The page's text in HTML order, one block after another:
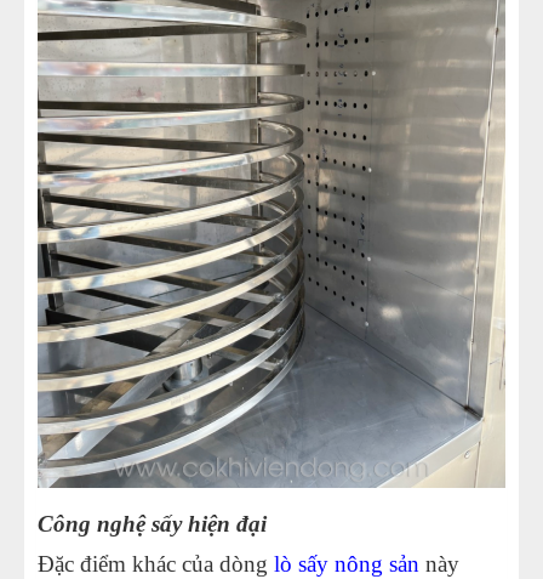
Công nghệ sấy hiện đại
Đặc điểm khác của dòng lò sấy nông sản này